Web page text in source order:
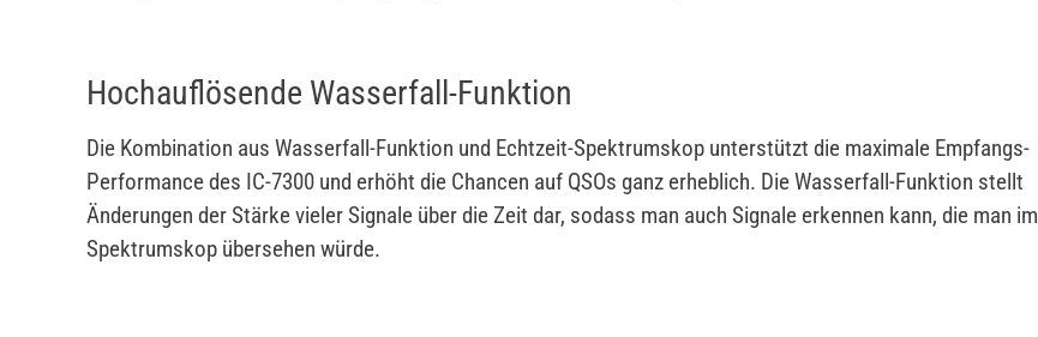
Hochauflösende Wasserfall-Funktion
Die Kombination aus Wasserfall-Funktion und Echtzeit-Spektrumskop unterstützt die maximale Empfangs-
Performance des IC-7300 und erhöht die Chancen auf QSOs ganz erheblich. Die Wasserfall-Funktion stellt
Änderungen der Stärke vieler Signale über die Zeit dar, sodass man auch Signale erkennen kann, die man im
Spektrumskop übersehen würde.